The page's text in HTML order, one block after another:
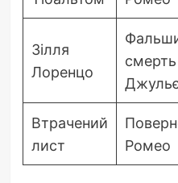
Зілля
Лоренцо
смерть
Втрачений
лист
Ромео